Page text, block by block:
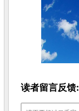
读者留言反馈: